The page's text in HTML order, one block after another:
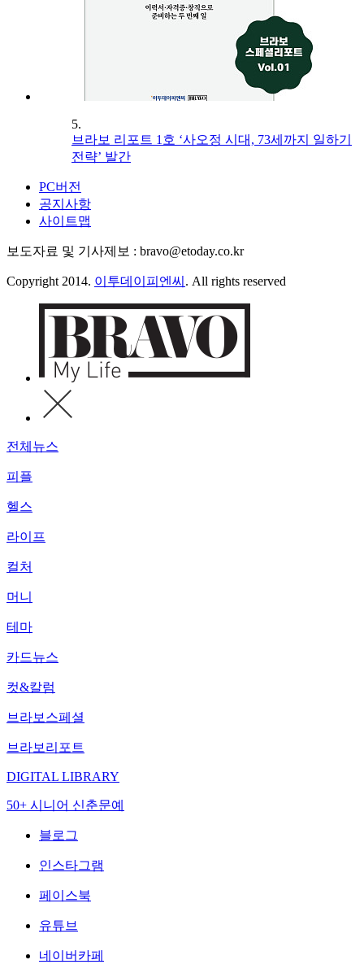
5.
브라보 리포트 1호 ‘사오정 시대, 73세까지 일하기
전략’ 발간
PC버전
공지사항
사이트맵
보도자료 및 기사제보 : bravo@etoday.co.kr
Copyright 2014. 이투데이피엔씨 . All rights reserved
전체뉴스
피플
헬스
라이프
컬처
머니
테마
카드뉴스
컷&칼럼
브라보스페셜
브라보리포트
DIGITAL LIBRARY
50+ 시니어 신춘문예
블로그
인스타그램
페이스북
유튜브
네이버카페